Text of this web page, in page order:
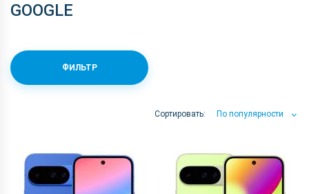
GOOGLE
ФИЛЬТР
Сортировать: По популярности
По популярности
По Названию Я-А